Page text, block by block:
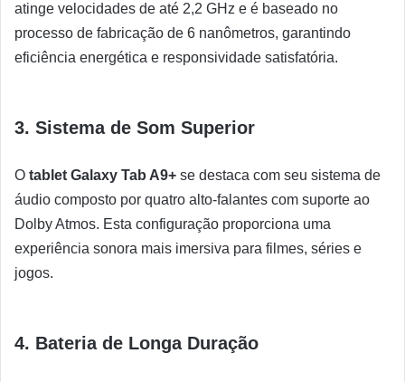
atinge velocidades de até 2,2 GHz e é baseado no
processo de fabricação de 6 nanômetros, garantindo
eficiência energética e responsividade satisfatória.
3. Sistema de Som Superior
O tablet Galaxy Tab A9+ se destaca com seu sistema de
áudio composto por quatro alto-falantes com suporte ao
Dolby Atmos. Esta configuração proporciona uma
experiência sonora mais imersiva para filmes, séries e
jogos.
4. Bateria de Longa Duração